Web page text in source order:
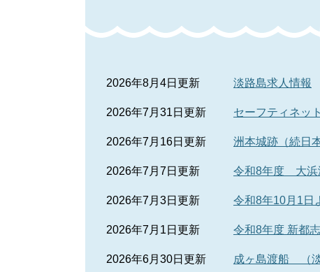
2026年8月4日更新 淡路島求人情報
2026年7月31日更新 セーフティネッ
2026年7月16日更新 洲本城跡（続日
2026年7月7日更新 令和8年度 大浜
2026年7月3日更新 令和8年10月1日
2026年7月1日更新 令和8年度 新都
2026年6月30日更新 成ヶ島渡船 （